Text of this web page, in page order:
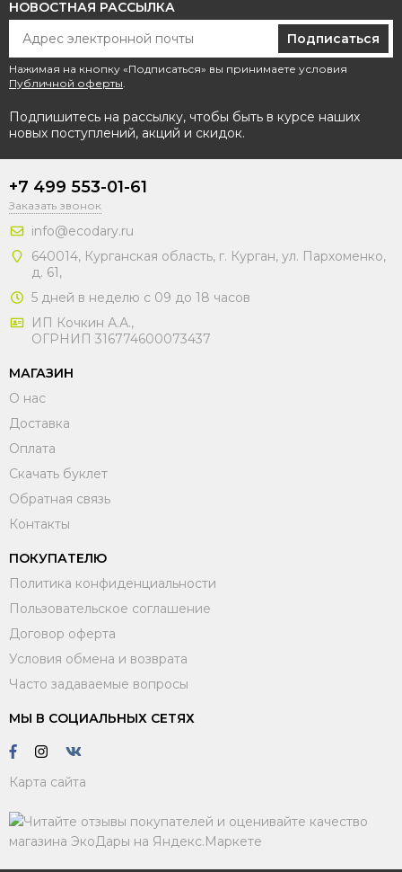
НОВОСТНАЯ РАССЫЛКА
Подписаться
Нажимая на кнопку «Подписаться» вы принимаете условия
Публичной оферты.
Подпишитесь на рассылку, чтобы быть в курсе наших
новых поступлений, акций и скидок.
+7 499 553-01-61
Заказать звонок
info@ecodary.ru
640014, Курганская область, г. Курган, ул. Пархоменко,
д. 61,
5 дней в неделю с 09 до 18 часов
ИП Кочкин А.А.,
ОГРНИП 316774600073437
МАГАЗИН
О нас
Доставка
Оплата
Скачать буклет
Обратная связь
Контакты
ПОКУПАТЕЛЮ
Политика конфиденциальности
Пользовательское соглашение
Договор оферта
Условия обмена и возврата
Часто задаваемые вопросы
МЫ В СОЦИАЛЬНЫХ СЕТЯХ
Карта сайта